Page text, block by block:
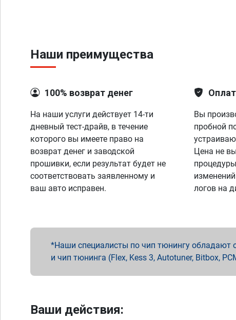
Наши преимущества
100% возврат денег
На наши услуги действует 14-ти
дневный тест-драйв, в течение
которого вы имеете право на
возврат денег и заводской
прошивки, если результат будет не
соответствовать заявленному и
ваш авто исправен.
Вы
пробной
Цена не
логов на
Наши специалисты по чип тюнингу обладают
и чип тюнинга (Flex, Kess 3, Autotuner, Bitbox,
Ваши действия: